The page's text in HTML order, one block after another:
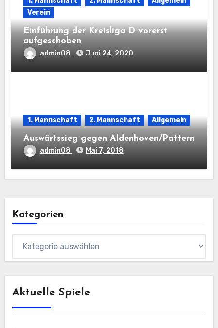
Verein
Einführung der Kreisliga D vorerst
aufgeschoben
admin08 Juni 24, 2020
1. Mannschaft 2. Mannschaft Allgemein
Auswärtssieg gegen Aldenhoven/Pattern
admin08 Mai 7, 2018
Kategorien
Aktuelle Spiele